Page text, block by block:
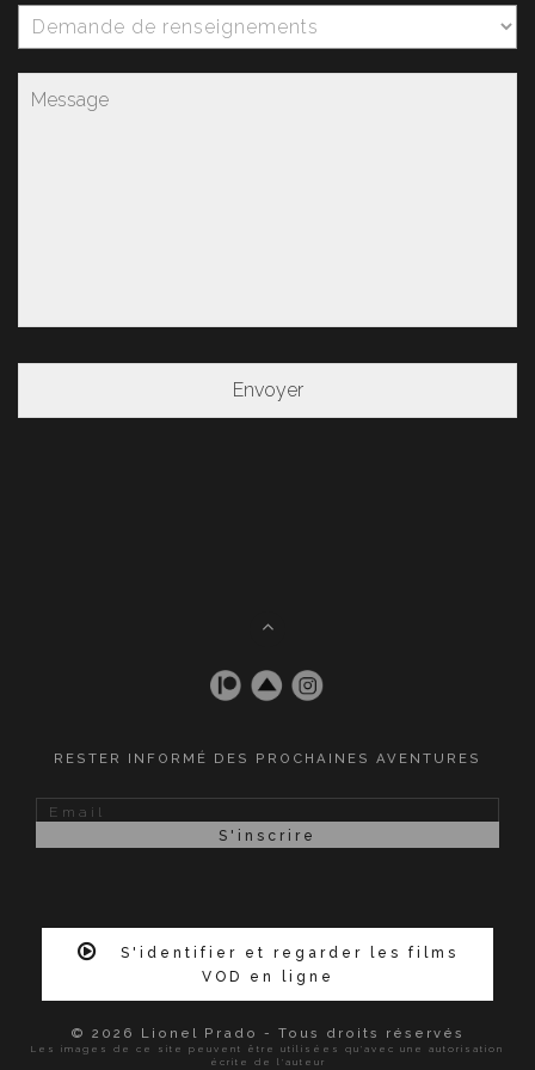
RESTER INFORMÉ DES PROCHAINES AVENTURES
S'identifier et regarder les films
VOD en ligne
© 2026 Lionel Prado - Tous droits réservés
Les images de ce site peuvent être utilisées qu'avec une autorisation
écrite de l'auteur